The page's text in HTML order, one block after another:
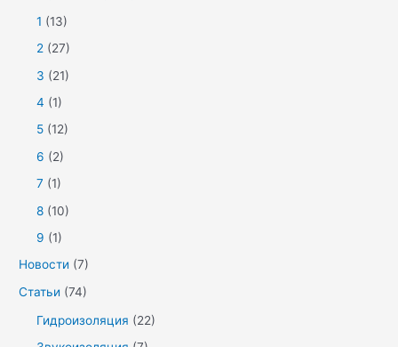
1 (13)
2 (27)
3 (21)
4 (1)
5 (12)
6 (2)
7 (1)
8 (10)
9 (1)
Новости (7)
Статьи (74)
Гидроизоляция (22)